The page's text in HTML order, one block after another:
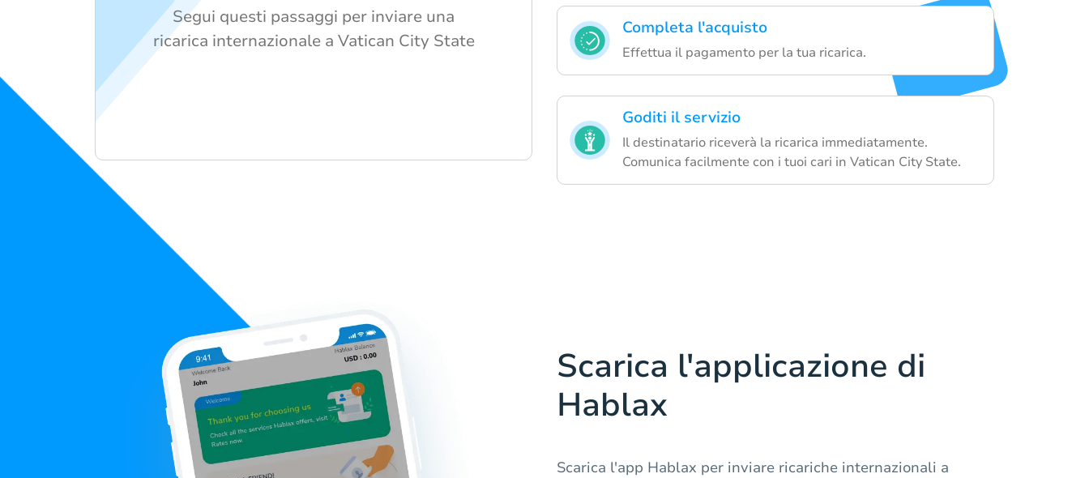
Completa l'acquisto
Effettua il pagamento per la tua ricarica.
Goditi il servizio
Il destinatario riceverà la ricarica immediatamente.
Comunica facilmente con i tuoi cari in Vatican City State.
Segui questi passaggi per inviare una
ricarica internazionale a Vatican City State
Scarica l'applicazione di
Hablax
Scarica l'app Hablax per inviare ricariche internazionali a